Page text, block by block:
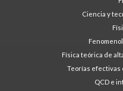
Ciencia y
Física teórica de
Teorías efectivas
QCD e